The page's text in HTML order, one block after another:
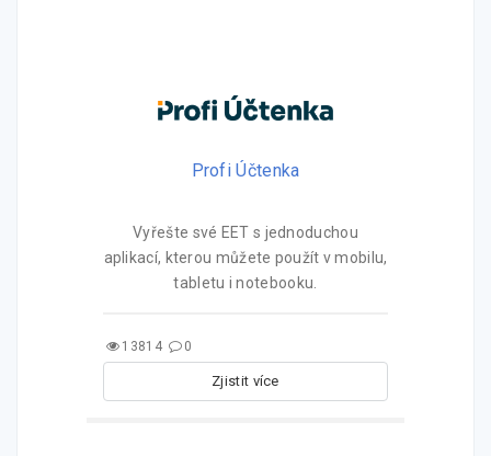
Profi Účtenka
Vyřešte své EET s jednoduchou
aplikací, kterou můžete použít v mobilu,
tabletu i notebooku.
13814 0
Zjistit více